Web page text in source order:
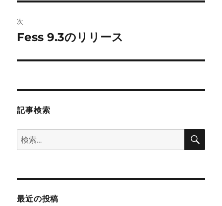
ビ
ゲ
ー
投
稿:
次
次
投
Fess 9.3のリリース
記事検索
検
索:
検
最近の投稿